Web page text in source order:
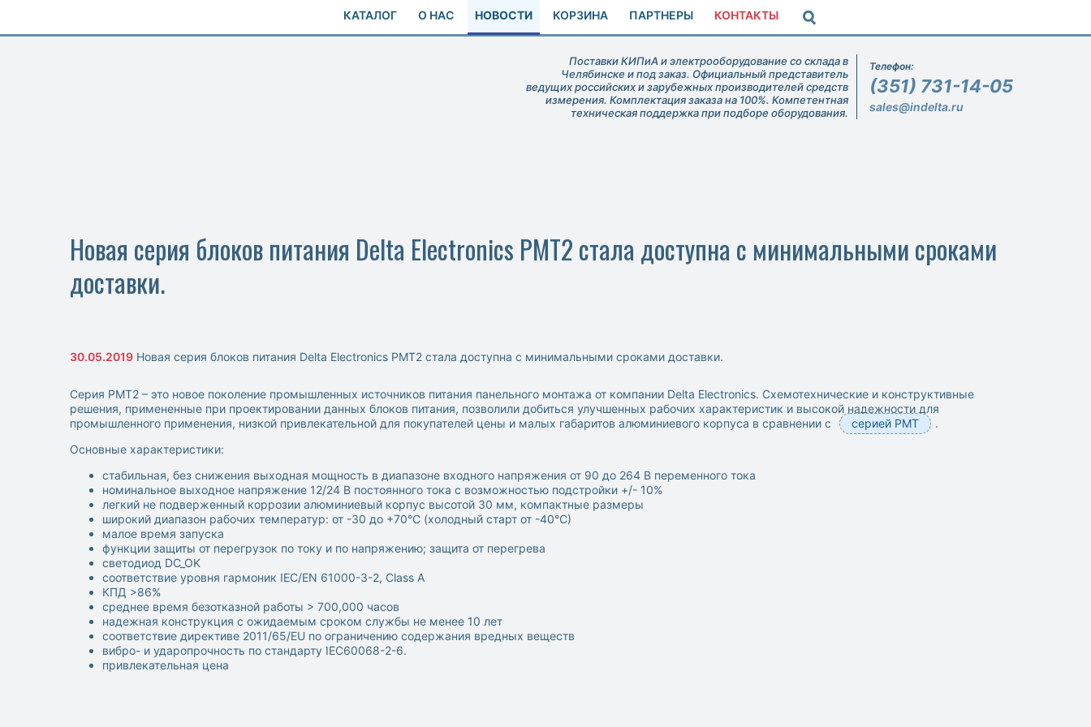
КАТАЛОГ О НАС НОВОСТИ КОРЗИНА ПАРТНЕРЫ КОНТАКТЫ
Поставки КИПиА и электрооборудование со склада в
Челябинске и под заказ. Официальный представитель
ведущих российских и зарубежных производителей средств
измерения. Комплектация заказа на 100%. Компетентная
техническая поддержка при подборе оборудования.
Телефон:
(351) 731-14-05
sales@indelta.ru
Новая серия блоков питания Delta Electronics PMT2 cтала доступна с минимальными сроками
доставки.
30.05.2019 Новая серия блоков питания Delta Electronics PMT2 cтала доступна с минимальными сроками доставки.
Серия PMT2 – это новое поколение промышленных источников питания панельного монтажа от компании Delta Electronics. Схемотехнические и конструктивные
решения, примененные при проектировании данных блоков питания, позволили добиться улучшенных рабочих характеристик и высокой надежности для
промышленного применения, низкой привлекательной для покупателей цены и малых габаритов алюминиевого корпуса в сравнении с
серией PMT
.
Основные характеристики:
стабильная, без снижения выходная мощность в диапазоне входного напряжения от 90 до 264 В переменного тока
номинальное выходное напряжение 12/24 В постоянного тока с возможностью подстройки +/- 10%
легкий не подверженный коррозии алюминиевый корпус высотой 30 мм, компактные размеры
широкий диапазон рабочих температур: от -30 до +70°С (холодный старт от -40°С)
малое время запуска
функции защиты от перегрузок по току и по напряжению; защита от перегрева
светодиод DC_OK
соответствие уровня гармоник IEC/EN 61000-3-2, Class A
КПД >86%
среднее время безотказной работы > 700,000 часов
надежная конструкция с ожидаемым сроком службы не менее 10 лет
соответствие директиве 2011/65/EU по ограничению содержания вредных веществ
вибро- и ударопрочность по стандарту IEC60068-2-6.
привлекательная цена